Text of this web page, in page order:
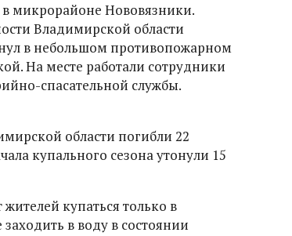
микрорайоне Нововязники.
Владимирской области
в небольшом противопожарном
На месте работали сотрудники
спасательной службы.
области погибли 22
купального сезона утонули 15
купаться только в
в воду в состоянии